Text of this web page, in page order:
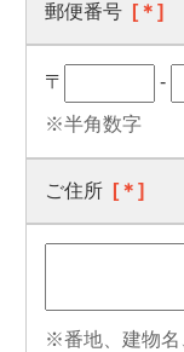
郵便番号 [＊]
〒 -
※半角数字
ご住所 [＊]
※番地、建物名